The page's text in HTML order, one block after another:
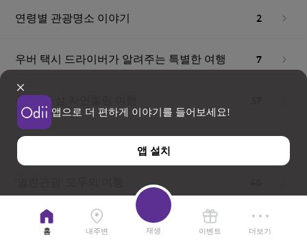
앱으로 더 편하게 이야기를 들어보세요!
앱 설치
연령별 관광명소 이야기 2
우버 택시 드라이버가 알려주는 특별한 여행 7
산·바다·섬 자연힐링 여행
참, 걷기 좋은 길
구석구석 골목여행
홈 내주변 재생 이벤트 더보기